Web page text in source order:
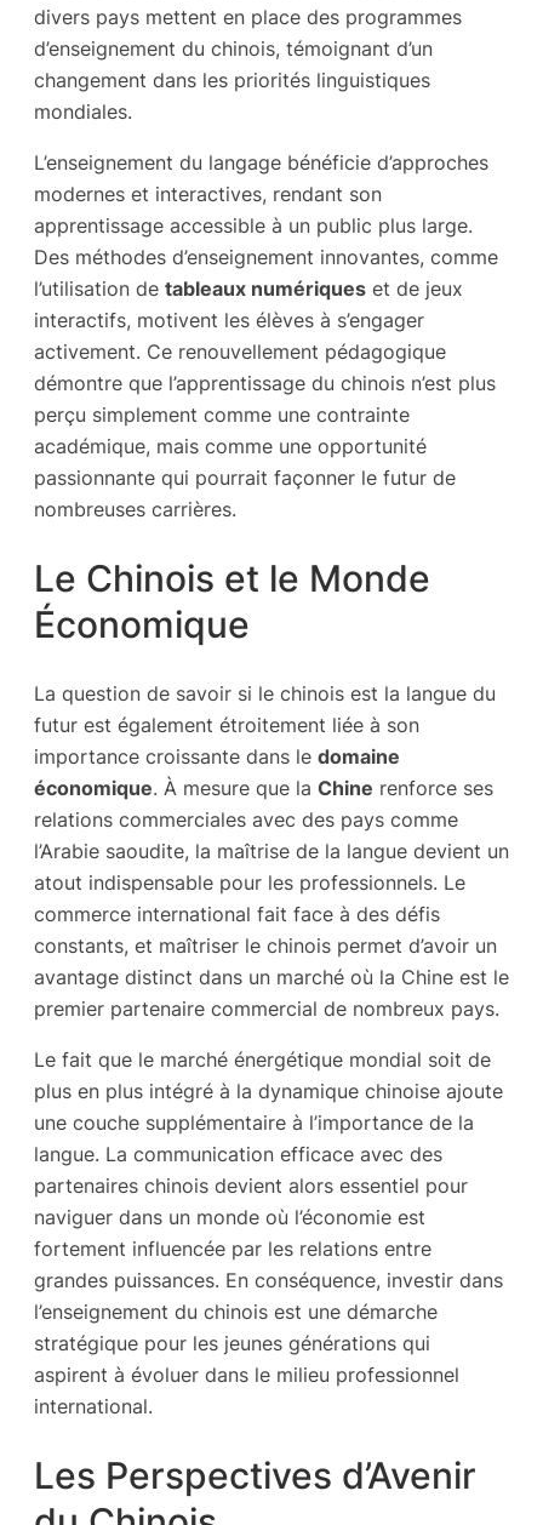
divers pays mettent en place des programmes
d’enseignement du chinois, témoignant d’un
changement dans les priorités linguistiques
mondiales.
L’enseignement du langage bénéficie d’approches
modernes et interactives, rendant son
apprentissage accessible à un public plus large.
Des méthodes d’enseignement innovantes, comme
l’utilisation de tableaux numériques et de jeux
interactifs, motivent les élèves à s’engager
activement. Ce renouvellement pédagogique
démontre que l’apprentissage du chinois n’est plus
perçu simplement comme une contrainte
académique, mais comme une opportunité
passionnante qui pourrait façonner le futur de
nombreuses carrières.
Le Chinois et le Monde
Économique
La question de savoir si le chinois est la langue du
futur est également étroitement liée à son
importance croissante dans le domaine
économique. À mesure que la Chine renforce ses
relations commerciales avec des pays comme
l’Arabie saoudite, la maîtrise de la langue devient un
atout indispensable pour les professionnels. Le
commerce international fait face à des défis
constants, et maîtriser le chinois permet d’avoir un
avantage distinct dans un marché où la Chine est le
premier partenaire commercial de nombreux pays.
Le fait que le marché énergétique mondial soit de
plus en plus intégré à la dynamique chinoise ajoute
une couche supplémentaire à l’importance de la
langue. La communication efficace avec des
partenaires chinois devient alors essentiel pour
naviguer dans un monde où l’économie est
fortement influencée par les relations entre
grandes puissances. En conséquence, investir dans
l’enseignement du chinois est une démarche
stratégique pour les jeunes générations qui
aspirent à évoluer dans le milieu professionnel
international.
Les Perspectives d’Avenir